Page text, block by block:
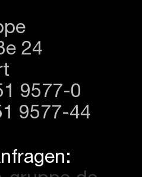
24
9577-0
9577-44